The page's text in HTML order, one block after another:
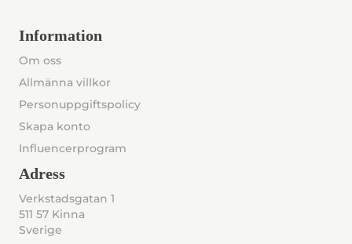
Information
Om oss
Allmänna villkor
Personuppgiftspolicy
Skapa konto
Influencerprogram
Adress
Verkstadsgatan 1
511 57 Kinna
Sverige